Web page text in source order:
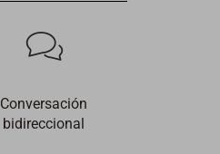
Conversación
bidireccional